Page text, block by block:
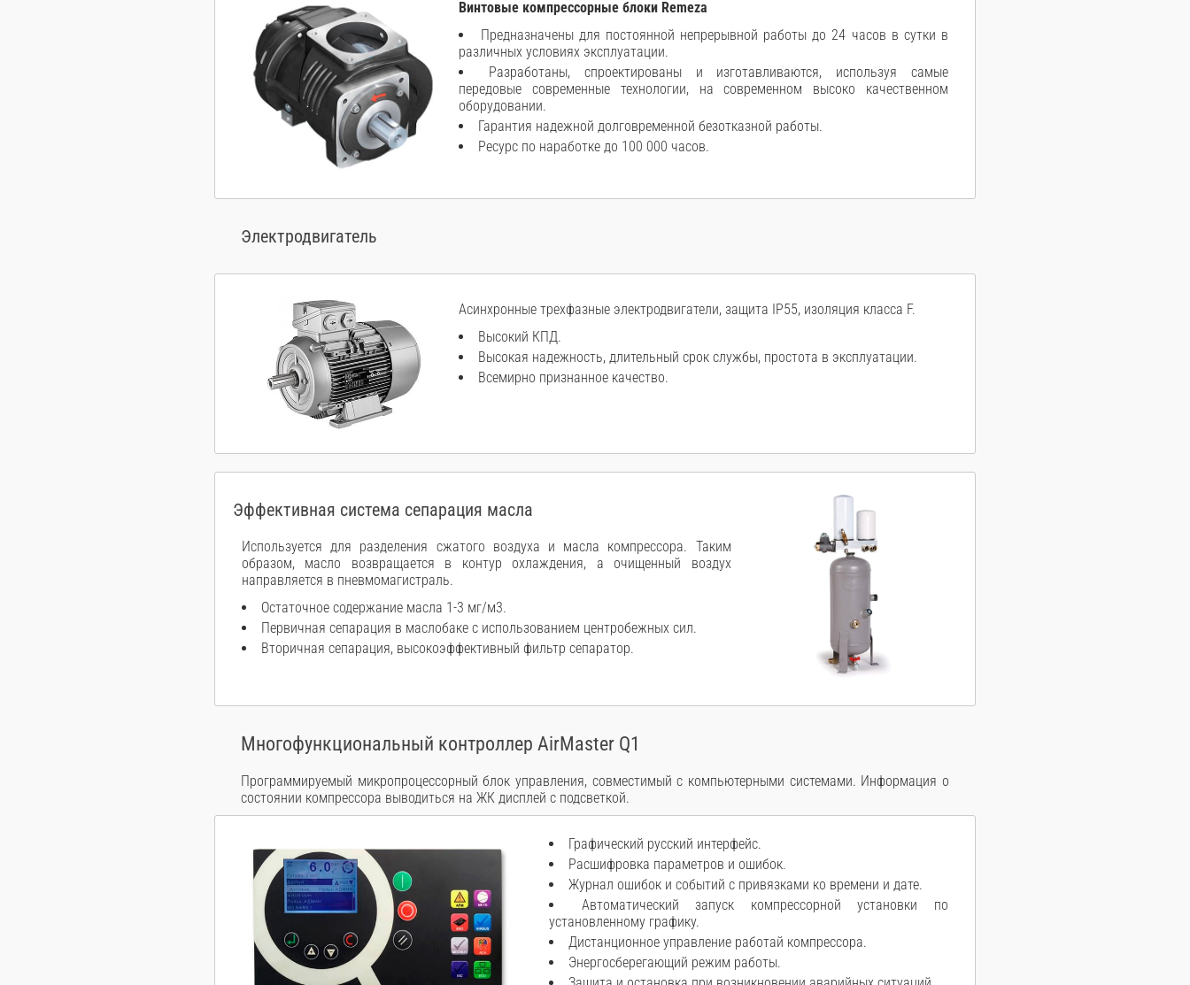
Винтовые компрессорные блоки Remeza
Предназначены для постоянной непрерывной работы до 24 часов в сутки в
различных условиях эксплуатации.
Разработаны, спроектированы и изготавливаются, используя самые
передовые современные технологии, на современном высоко качественном
оборудовании.
Гарантия надежной долговременной безотказной работы.
Ресурс по наработке до 100 000 часов.
Электродвигатель
Асинхронные трехфазные электродвигатели, защита IP55, изоляция класса F.
Высокий КПД.
Высокая надежность, длительный срок службы, простота в эксплуатации.
Всемирно признанное качество.
Эффективная система сепарация масла
Используется для разделения сжатого воздуха и масла компрессора. Таким
образом, масло возвращается в контур охлаждения, а очищенный воздух
направляется в пневмомагистраль.
Остаточное содержание масла 1-3 мг/м3.
Первичная сепарация в маслобаке с использованием центробежных сил.
Вторичная сепарация, высокоэффективный фильтр сепаратор.
Многофункциональный контроллер AirMaster Q1
Программируемый микропроцессорный блок управления, совместимый с компьютерными системами. Информация о
состоянии компрессора выводиться на ЖК дисплей с подсветкой.
Графический русский интерфейс.
Расшифровка параметров и ошибок.
Журнал ошибок и событий с привязками ко времени и дате.
Автоматический запуск компрессорной установки по
установленному графику.
Дистанционное управление работай компрессора.
Энергосберегающий режим работы.